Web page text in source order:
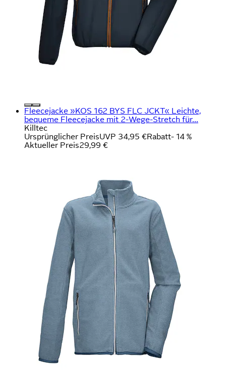
Fleecejacke »KOS 162 BYS FLC JCKT« Leichte,
bequeme Fleecejacke mit 2-Wege-Stretch für...
Killtec
Ursprünglicher PreisUVP 34,95 €Rabatt- 14 %
Aktueller Preis29,99 €